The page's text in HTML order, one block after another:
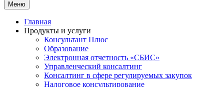
Меню
Главная
Продукты и услуги
Консультант Плюс
Образование
Электронная отчетность «СБИС»
Управленческий консалтинг
Консалтинг в сфере регулируемых закупок
Налоговое консультирование